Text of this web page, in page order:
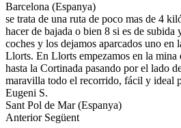
Barcelona (Espanya)
se trata de una ruta de poco mas de 4
hacer de bajada o bien 8 si es de
coches y los dejamos aparcados uno en
Llorts. En Llorts empezamos en la
hasta la Cortinada pasando por el lado
maravilla todo el recorrido, fácil y ideal
Eugeni S.
Sant Pol de Mar (Espanya)
Anterior Següent